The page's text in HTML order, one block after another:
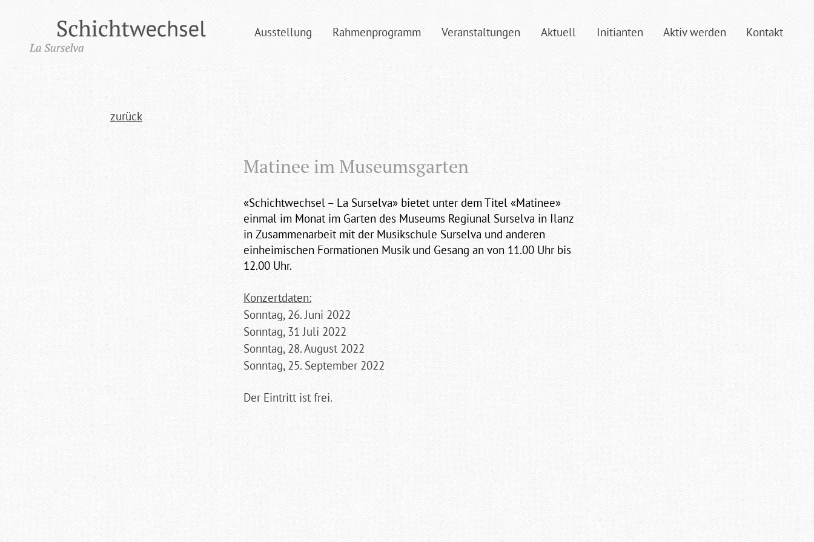
Ausstellung Rahmenprogramm Veranstaltungen Aktuell Initianten Aktiv werden Kontakt
zurück
Matinee im Museumsgarten
«Schichtwechsel – La Surselva» bietet unter dem Titel «Matinee»
einmal im Monat im Garten des Museums Regiunal Surselva in Ilanz
in Zusammenarbeit mit der Musikschule Surselva und anderen
einheimischen Formationen Musik und Gesang an von 11.00 Uhr bis
12.00 Uhr.
Konzertdaten:
Sonntag, 26. Juni 2022
Sonntag, 31 Juli 2022
Sonntag, 28. August 2022
Sonntag, 25. September 2022
Der Eintritt ist frei.